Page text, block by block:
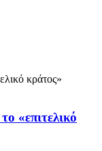
«επιτελικό